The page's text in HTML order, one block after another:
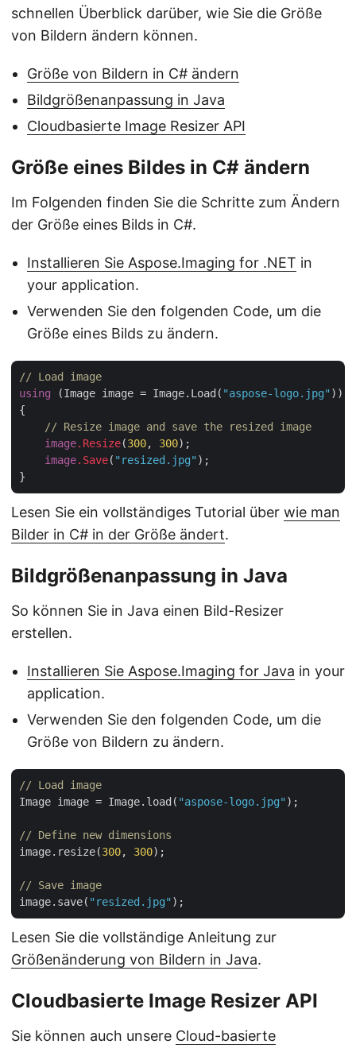
schnellen Überblick darüber, wie Sie die Größe
von Bildern ändern können.
Größe von Bildern in C# ändern
Bildgrößenanpassung in Java
Cloudbasierte Image Resizer API
Größe eines Bildes in C# ändern
Im Folgenden finden Sie die Schritte zum Ändern
der Größe eines Bilds in C#.
Installieren Sie Aspose.Imaging for .NET in
your application.
Verwenden Sie den folgenden Code, um die
Größe eines Bilds zu ändern.
// Load image
using (Image image = Image.Load( "aspose-logo.jpg" ))
{
// Resize image and save the resized image
image.Resize(300, 300);
image.Save( "resized.jpg" );
Lesen Sie ein vollständiges Tutorial über wie man
Bilder in C# in der Größe ändert.
Bildgrößenanpassung in Java
So können Sie in Java einen Bild-Resizer
erstellen.
Installieren Sie Aspose.Imaging for Java in your
application.
Verwenden Sie den folgenden Code, um die
Größe von Bildern zu ändern.
// Load image
Image image = Image.load( "aspose-logo.jpg" );
// Define new dimensions
image.resize(300, 300);
// Save image
image.save( "resized.jpg"
Lesen Sie die vollständige Anleitung zur
Größenänderung von Bildern in Java.
Cloudbasierte Image Resizer API
Sie können auch unsere Cloud-basierte